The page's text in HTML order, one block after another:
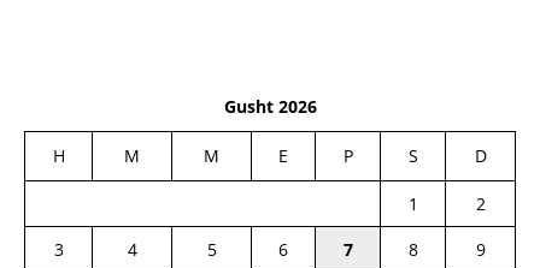
Gusht 2026
H M M E P S D
1
2
3
4 5 6 7 8
9